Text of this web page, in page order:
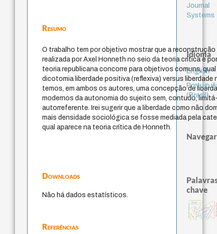
Resumo
O trabalho tem por objetivo mostrar que a reconstrução
realizada por Axel Honneth no seio da teoria crítica e
teoria republicana concorre para objetivos comuns,
dicotomia liberdade positiva (reflexiva) versus
temos, em ambos os autores, uma concepção de
modernos da autonomia do sujeito sem, contudo,
autorreferente. Irei sugerir que a liberdade como não
mais densidade sociológica se fosse mediada pela
qual aparece na teoria crítica de Honneth.
Downloads
Não há dados estatísticos.
Referências
Journal
Systems
Idioma
English
(Brasil)
Navegar
chave
fundamentalismo
jacobiprotágoras experiência temporal
metafísica do tempo
género
idadeintolerância
identidade nacional
homem-medida
filosofias indígenas filosofia
j.c.m. neto
palavra
literatura (poética)
perdón
leyes
violencia logos
lei
desejo
sacrifício bataille
mind
therapy
animais